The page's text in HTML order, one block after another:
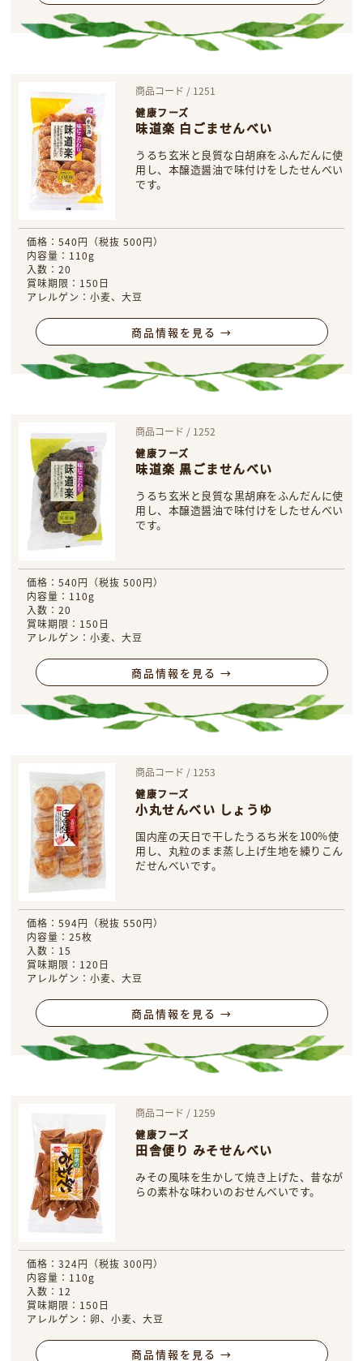
商品コード / 1251
健康フーズ
味道楽 白ごませんべい
うるち玄米と良質な白胡麻をふんだんに使
用し、本醸造醤油で味付けをしたせんべい
です。
価格：540円（税抜 500円）
内容量：110g
入数：20
賞味期限：150日
アレルゲン：小麦、大豆
商品情報を見る →
商品コード / 1252
健康フーズ
味道楽 黒ごませんべい
うるち玄米と良質な黒胡麻をふんだんに使
用し、本醸造醤油で味付けをしたせんべい
です。
価格：540円（税抜 500円）
内容量：110g
入数：20
賞味期限：150日
アレルゲン：小麦、大豆
商品情報を見る →
商品コード / 1253
健康フーズ
小丸せんべい しょうゆ
国内産の天日で干したうるち米を100%使
用し、丸粒のまま蒸し上げ生地を練りこん
だせんべいです。
価格：594円（税抜 550円）
内容量：25枚
入数：15
賞味期限：120日
アレルゲン：小麦、大豆
商品情報を見る →
商品コード / 1259
健康フーズ
田舎便り みそせんべい
みその風味を生かして焼き上げた、昔なが
らの素朴な味わいのおせんべいです。
価格：324円（税抜 300円）
内容量：110g
入数：12
賞味期限：150日
アレルゲン：卵、小麦、大豆
商品情報を見る →